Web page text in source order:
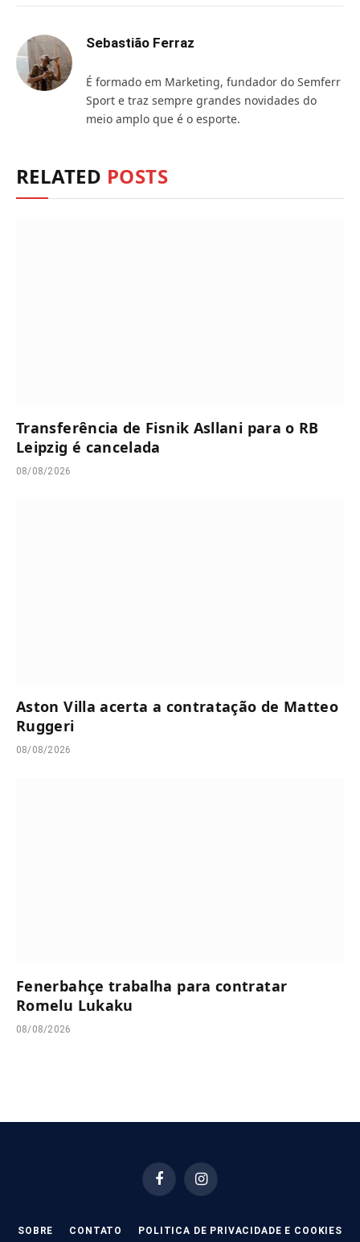
Sebastião Ferraz
É formado em Marketing, fundador do Semferr
Sport e traz sempre grandes novidades do
meio amplo que é o esporte.
RELATED POSTS
Transferência de Fisnik Asllani para o RB
Leipzig é cancelada
08/08/2026
Aston Villa acerta a contratação de Matteo
Ruggeri
08/08/2026
Fenerbahçe trabalha para contratar
Romelu Lukaku
08/08/2026
FacebookInstagram
SOBRE CONTATO POLITICA DE PRIVACIDADE E COOKIES